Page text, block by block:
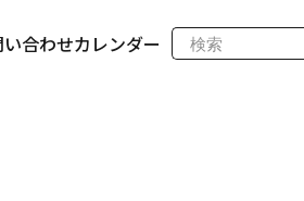
合わせカレンダー